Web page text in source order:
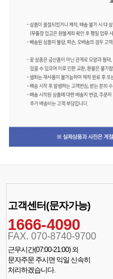
고객센터(문자가능)
1666-4090
FAX. 070-8740-9700
근무시간(07:00-21:00) 외
문자주문 주시면 익일 신속히
처리하겠습니다.